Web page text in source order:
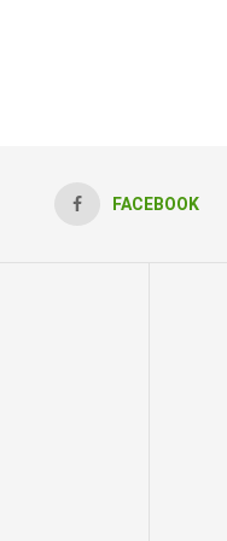
FACEBOOK